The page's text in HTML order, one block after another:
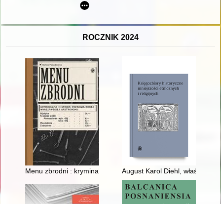
ROCZNIK 2024
Menu zbrodni : kryminalna historia przedwojennej
August Karol Diehl, właściciel